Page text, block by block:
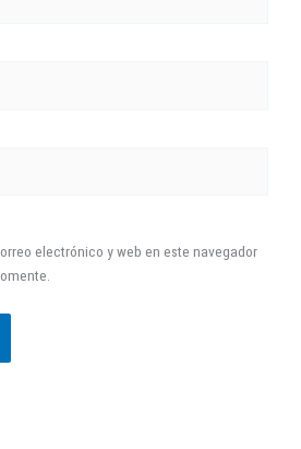
electrónico y web en este navegador